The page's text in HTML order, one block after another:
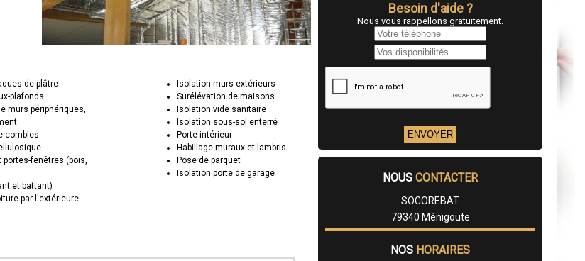
de plâtre
plafonds
murs périphériques,
combles
portes-fenêtres (bois,
et battant)
par l'extérieure
Isolation murs extérieurs
Surélévation de maisons
Isolation vide sanitaire
Isolation sous-sol enterré
Porte intérieur
Habillage muraux et lambris
Pose de parquet
Isolation porte de garage
Besoin d'aide ?
Nous vous rappellons gratuitement.
NOUS CONTACTER
SOCOREBAT
79340 Ménigoute
NOS HORAIRES